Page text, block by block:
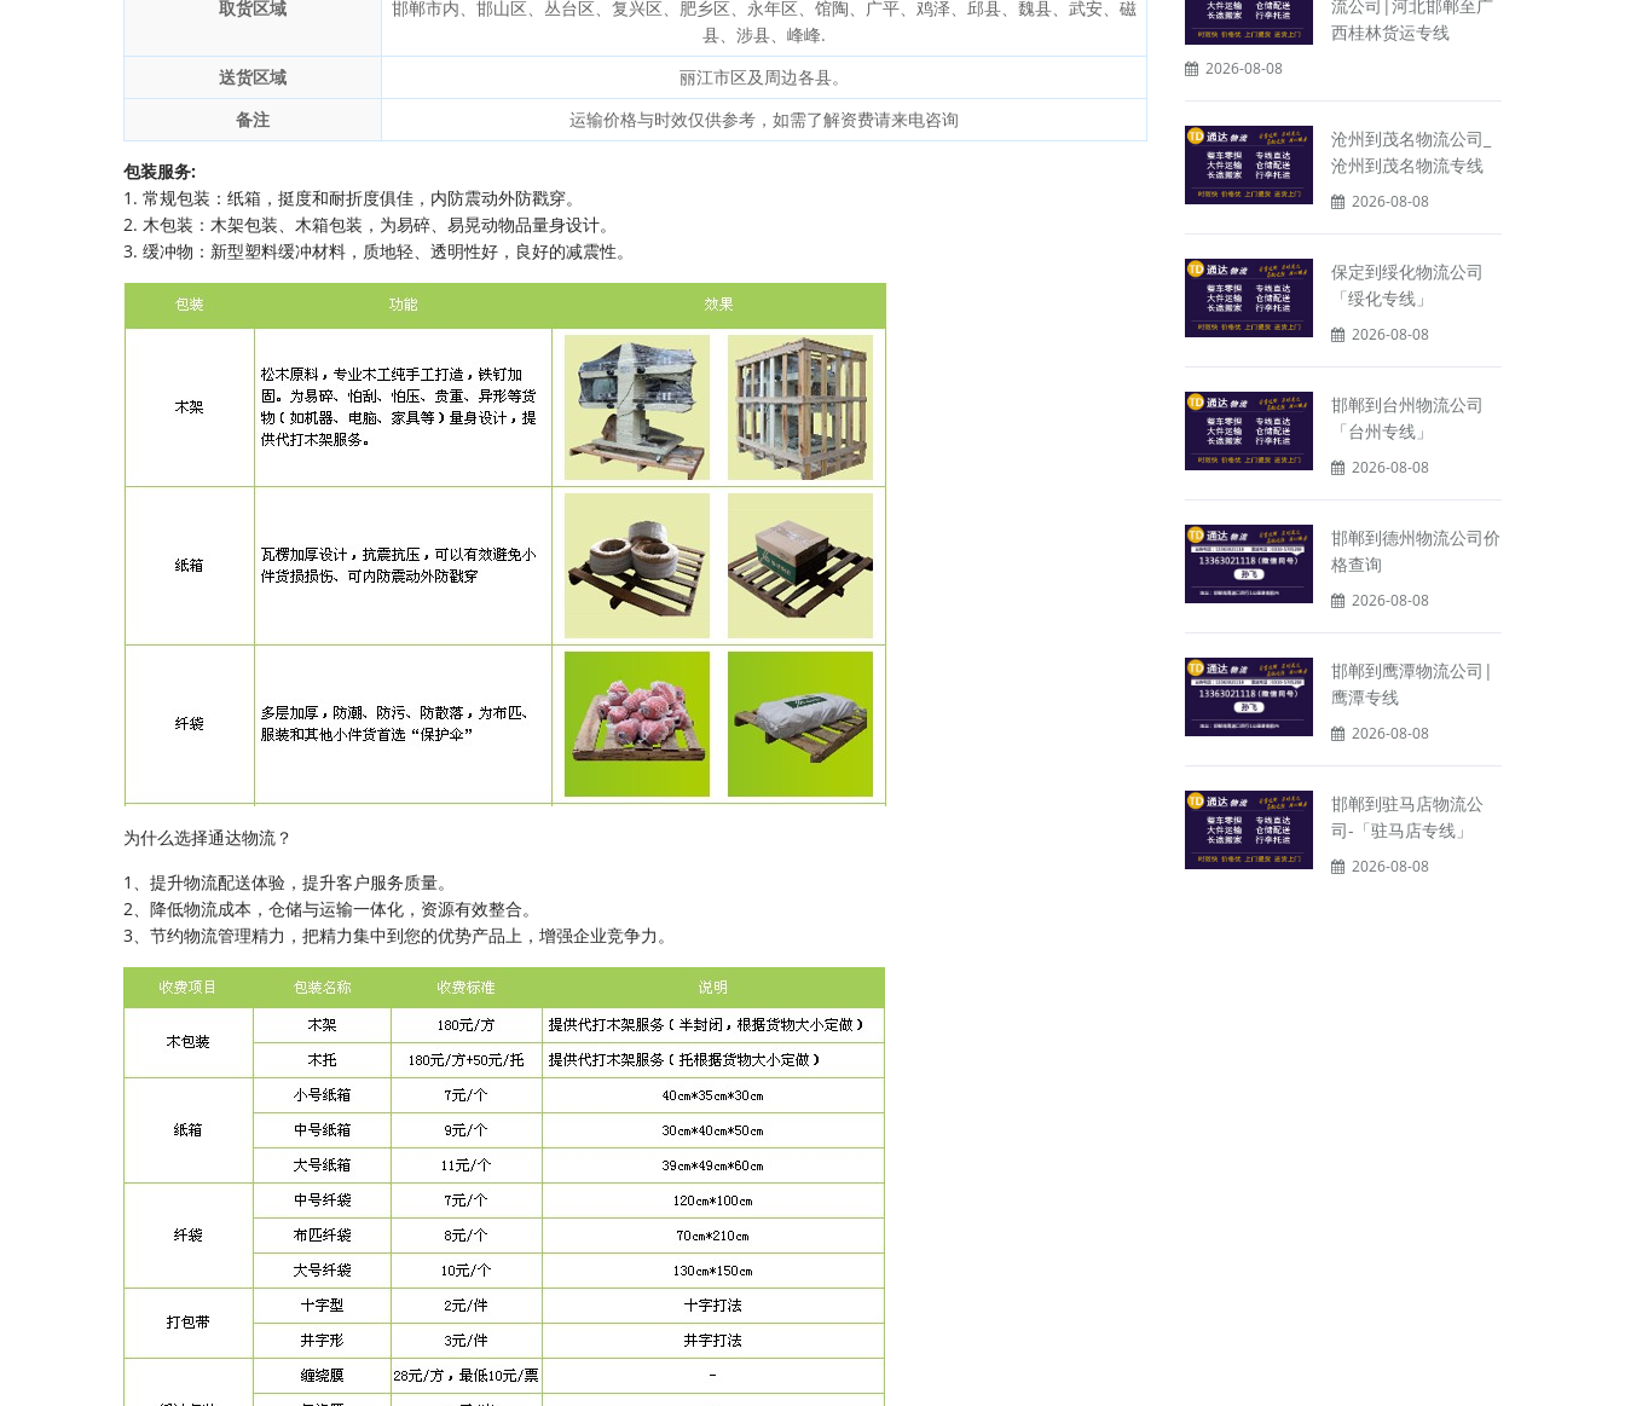
取货区域
邯郸市内、邯山区、丛台区、复兴区、肥乡区、永年区、馆陶、广平、鸡泽、邱县、魏县、武安、磁
县、涉县、峰峰.
送货区域
丽江市区及周边各县。
备注
运输价格与时效仅供参考，如需了解资费请来电咨询
包装服务:
1. 常规包装：纸箱，挺度和耐折度俱佳，内防震动外防戳穿。
2. 木包装：木架包装、木箱包装，为易碎、易晃动物品量身设计。
3. 缓冲物：新型塑料缓冲材料，质地轻、透明性好，良好的减震性。
为什么选择通达物流？
1、提升物流配送体验，提升客户服务质量。
2、降低物流成本，仓储与运输一体化，资源有效整合。
3、节约物流管理精力，把精力集中到您的优势产品上，增强企业竞争力。
流公司|河北邯郸至广
西桂林货运专线
2026-08-08
沧州到茂名物流公司_
沧州到茂名物流专线
2026-08-08
保定到绥化物流公司
「绥化专线」
2026-08-08
邯郸到台州物流公司
「台州专线」
2026-08-08
邯郸到德州物流公司价
格查询
2026-08-08
邯郸到鹰潭物流公司|
鹰潭专线
2026-08-08
邯郸到驻马店物流公
司-「驻马店专线」
2026-08-08